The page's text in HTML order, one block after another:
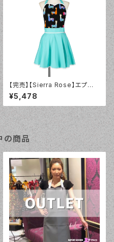
【完売】【Sierra Rose】エプロ
ン Sweet アルパカ シングル
ヴィンテージ
¥5,478
の商品